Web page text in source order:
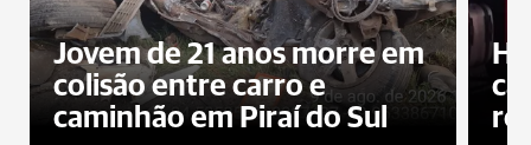
Jovem de 21 anos morre em
colisão entre carro e
caminhão em Piraí do Sul